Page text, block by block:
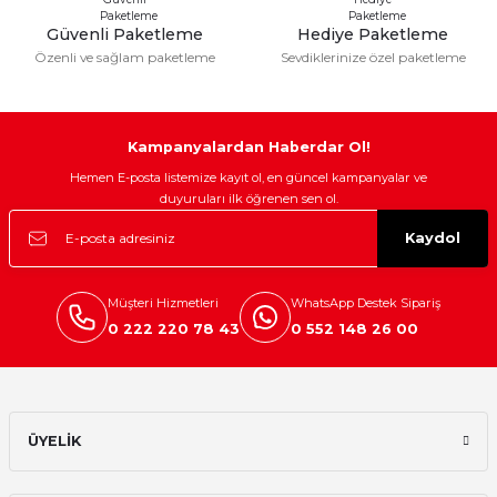
Güvenli Paketleme
Özenli ve sağlam paketleme
Hediye Paketleme
Sevdiklerinize özel paketleme
Kampanyalardan Haberdar Ol!
Hemen E-posta listemize kayıt ol, en güncel kampanyalar ve
duyuruları ilk öğrenen sen ol.
Kaydol
Müşteri Hizmetleri
0 222 220 78 43
WhatsApp Destek Sipariş
0 552 148 26 00
ÜYELİK